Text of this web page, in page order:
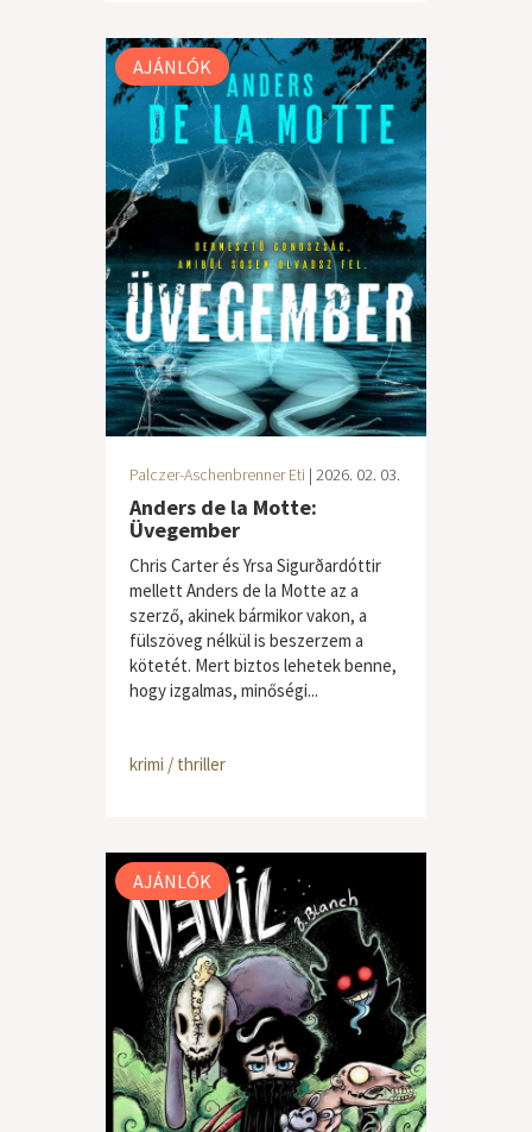
AJÁNLÓK
Palczer-Aschenbrenner Eti | 2026. 02. 03.
Anders de la Motte:
Üvegember
Chris Carter és Yrsa Sigurðardóttir
mellett Anders de la Motte az a
szerző, akinek bármikor vakon, a
fülszöveg nélkül is beszerzem a
kötetét. Mert biztos lehetek benne,
hogy izgalmas, minőségi...
krimi / thriller
AJÁNLÓK